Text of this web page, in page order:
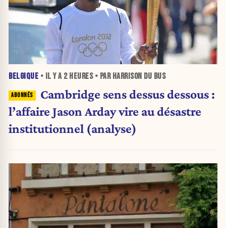
BELGIQUE • IL Y A 2 HEURES• PAR HARRISON DU BUS
Cambridge sens dessus dessous :
l’affaire Jason Arday vire au désastre
institutionnel (analyse)